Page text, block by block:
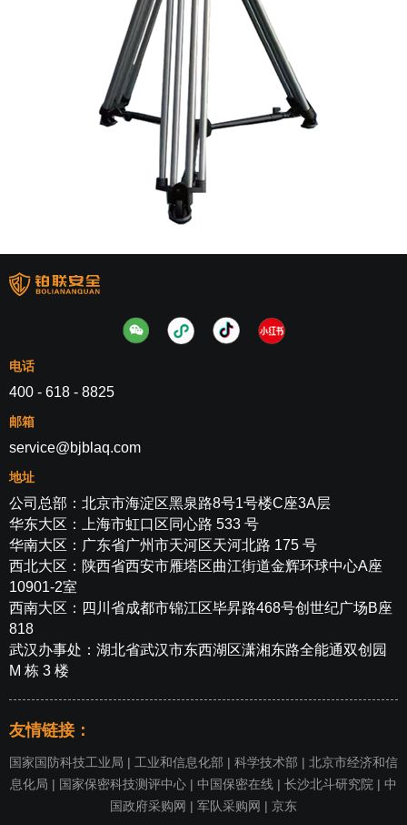
电话
400 - 618 - 8825
邮箱
service@bjblaq.com
地址
公司总部：北京市海淀区黑泉路8号1号楼C座3A层
华东大区：上海市虹口区同心路 533 号
华南大区：广东省广州市天河区天河北路 175 号
西北大区：陕西省西安市雁塔区曲江街道金辉环球中心A座
10901-2室
西南大区：四川省成都市锦江区毕昇路468号创世纪广场B座
818
武汉办事处：湖北省武汉市东西湖区潇湘东路全能通双创园
M 栋 3 楼
友情链接：
国家国防科技工业局 | 工业和信息化部 | 科学技术部 | 北京市经济和信
息化局 | 国家保密科技测评中心 | 中国保密在线 | 长沙北斗研究院 | 中
国政府采购网 | 军队采购网 | 京东